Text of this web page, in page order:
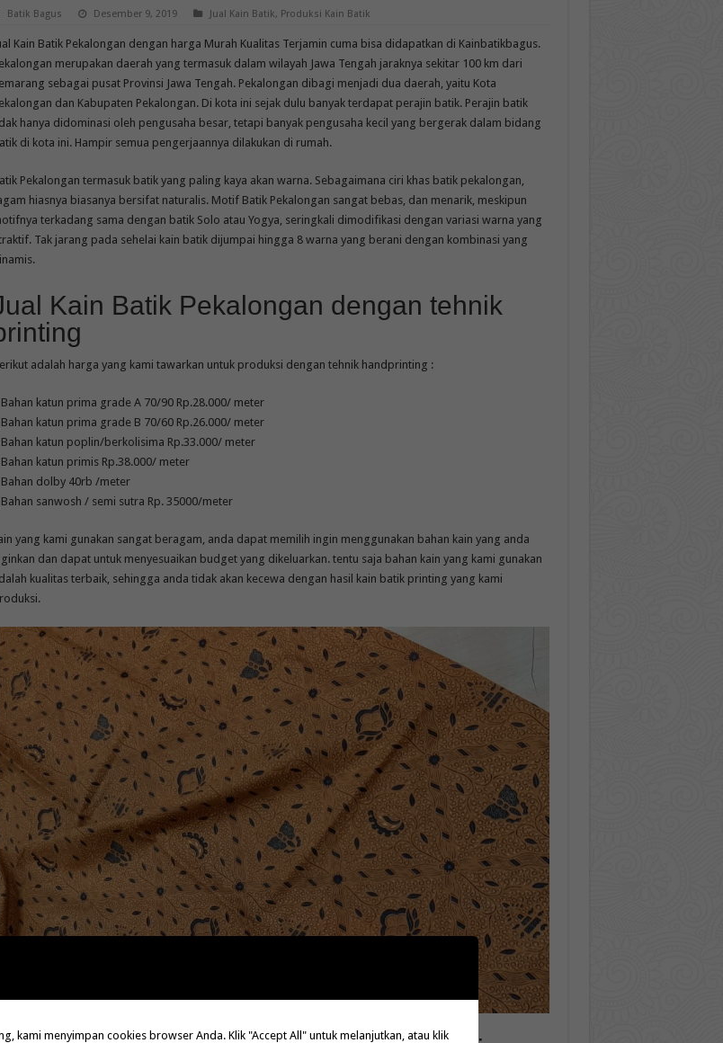
Batik Bagus Desember 9, 2019 Jual Kain Batik, Produksi Kain Batik
Kain Batik Pekalongan dengan harga Murah Kualitas Terjamin cuma bisa didapatkan di Kainbatikbagus.
merupakan daerah yang termasuk dalam wilayah Jawa Tengah jaraknya sekitar 100 km dari
sebagai pusat Provinsi Jawa Tengah. Pekalongan dibagi menjadi dua daerah, yaitu Kota
dan Kabupaten Pekalongan. Di kota ini sejak dulu banyak terdapat perajin batik. Perajin batik
hanya didominasi oleh pengusaha besar, tetapi banyak pengusaha kecil yang bergerak dalam bidang
di kota ini. Hampir semua pengerjaannya dilakukan di rumah.
Pekalongan termasuk batik yang paling kaya akan warna. Sebagaimana ciri khas batik pekalongan,
hiasnya biasanya bersifat naturalis. Motif Batik Pekalongan sangat bebas, dan menarik, meskipun
terkadang sama dengan batik Solo atau Yogya, seringkali dimodifikasi dengan variasi warna yang
Tak jarang pada sehelai kain batik dijumpai hingga 8 warna yang berani dengan kombinasi yang
Kain Batik Pekalongan dengan tehnik
adalah harga yang kami tawarkan untuk produksi dengan tehnik handprinting :
Bahan katun prima grade A 70/90 Rp.28.000/ meter
Bahan katun prima grade B 70/60 Rp.26.000/ meter
Bahan katun poplin/berkolisima Rp.33.000/ meter
Bahan katun primis Rp.38.000/ meter
Bahan dolby 40rb /meter
Bahan sanwosh / semi sutra Rp. 35000/meter
yang kami gunakan sangat beragam, anda dapat memilih ingin menggunakan bahan kain yang anda
dan dapat untuk menyesuaikan budget yang dikeluarkan. tentu saja bahan kain yang kami gunakan
kualitas terbaik, sehingga anda tidak akan kecewa dengan hasil kain batik printing yang kami
kami menyimpan cookies browser Anda. Klik "Accept All" untuk melanjutkan, atau klik